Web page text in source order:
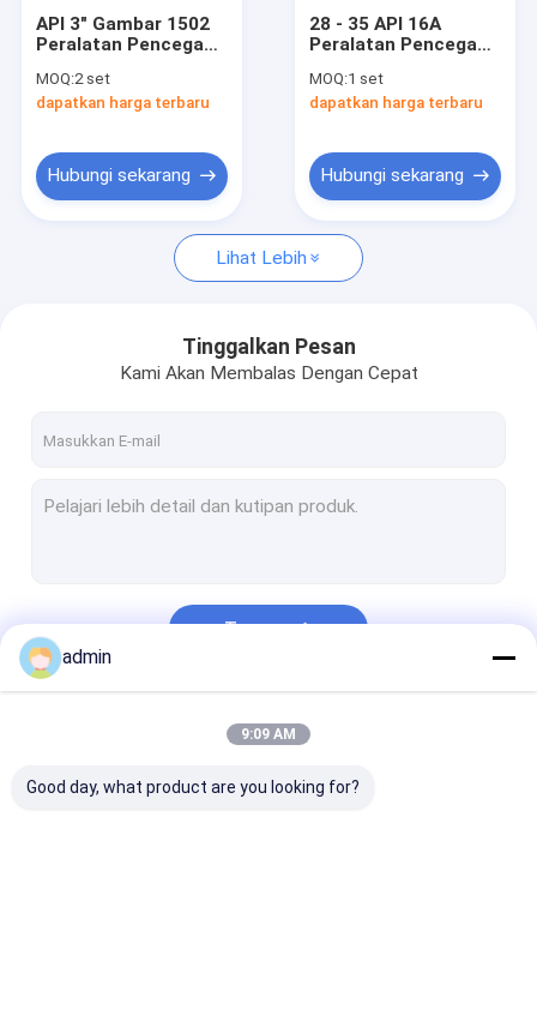
Hubungi Kami
Berita
Liner Pompa Lumpur
Piston Pompa Lumpur
Segel BOP
Peralatan Pencegah Ledakan
Suku Cadang Rig Workover
API 3" Gambar 1502
Peralatan Pencegah
Steker Tekanan
Tinggi
MOQ:2 set
dapatkan harga terbaru
Hubungi sekarang
28 - 35 API 16A
Peralatan Pencegah
Annular
MOQ:1 set
dapatkan harga terbaru
Hubungi sekarang
Lihat Lebih
Tinggalkan Pesan
Kami Akan Membalas Dengan Cepat
Terus
admin
9:09 AM
Good day, what product are you looking for?